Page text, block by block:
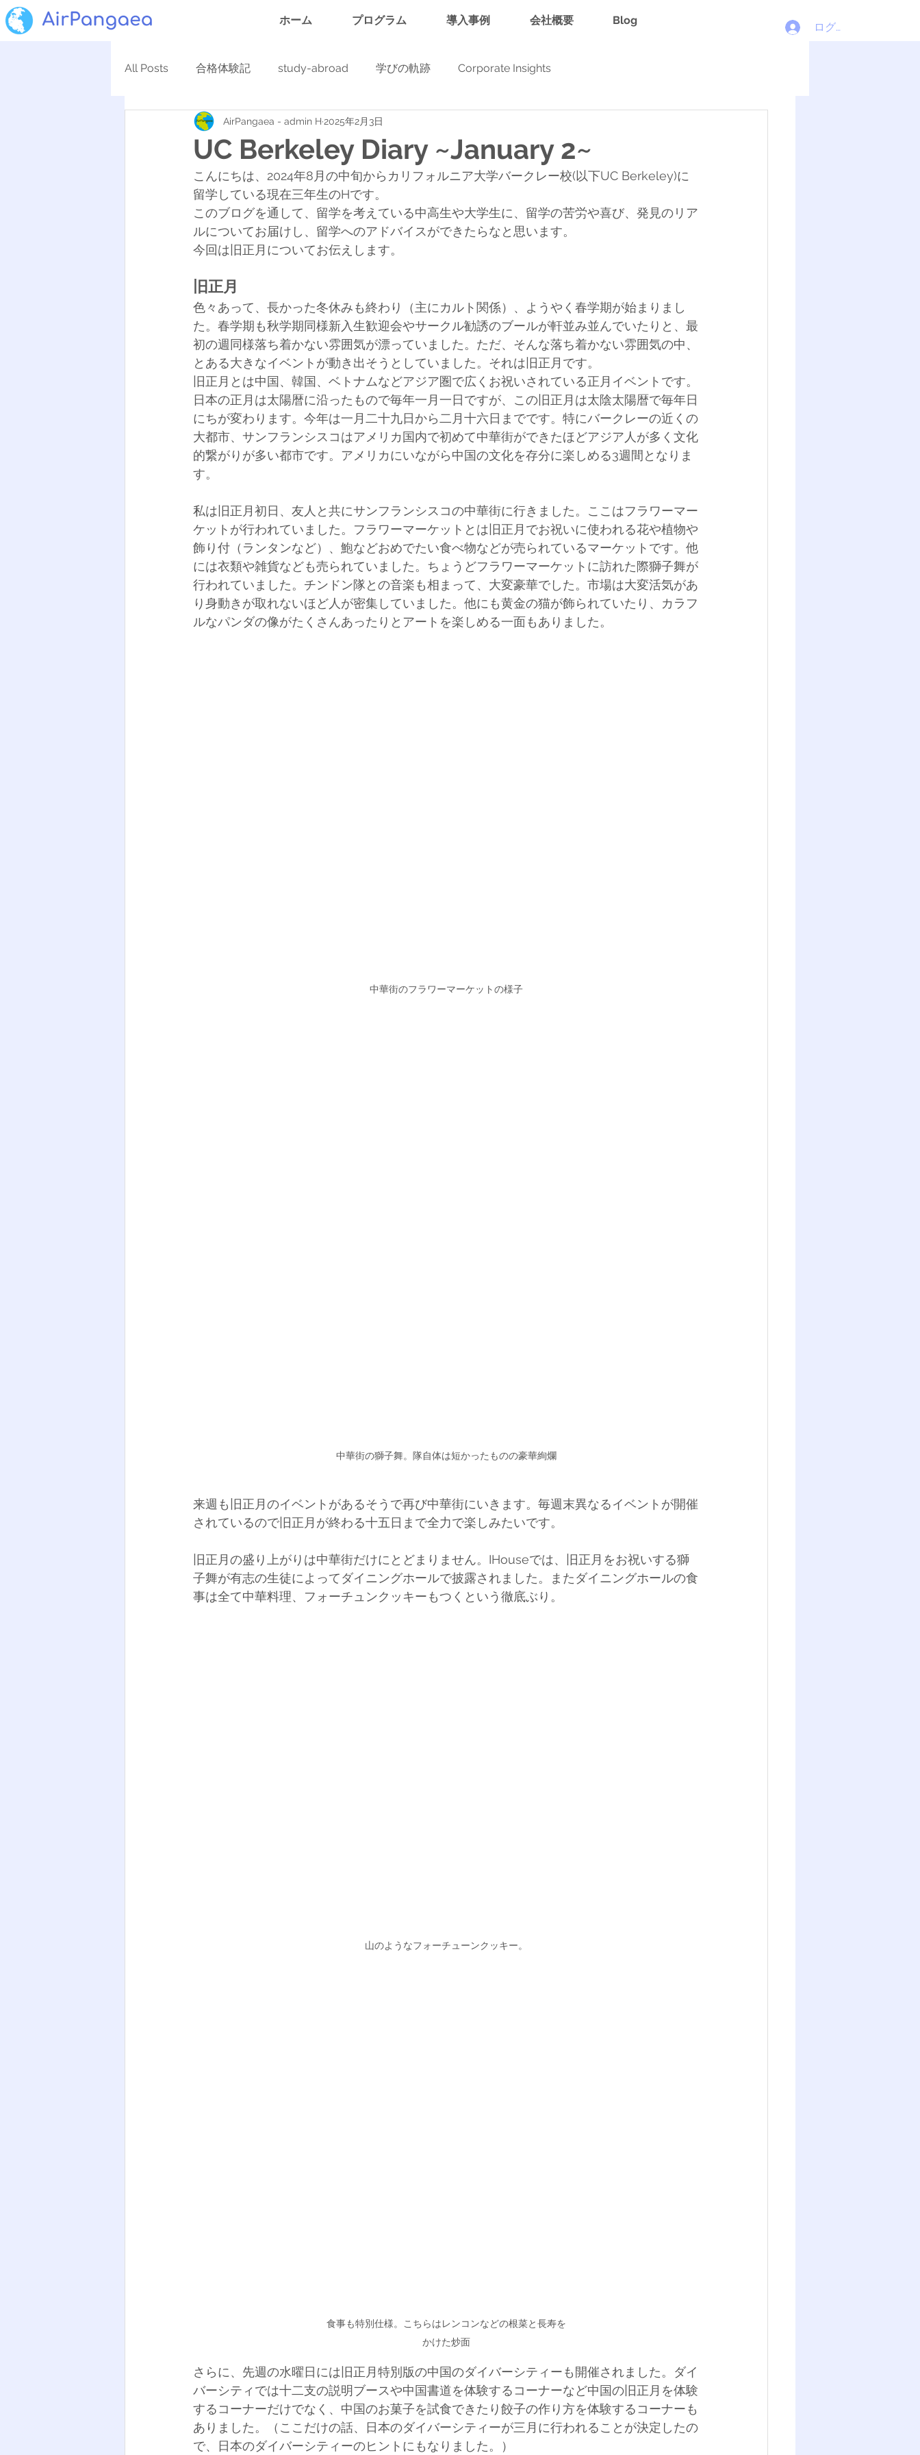
ログイン
ホーム プログラム 導入事例 会社概要 Blog
All Posts 合格体験記 study-abroad 学びの軌跡 Corporate Insights
UC Berkeley Diary ~January 2~
AirPangaea - admin H 2025年2月3日
こんにちは、2024年8月の中旬からカリフォルニア大学バークレー校(以下UC Berkeley)に
留学している現在三年生のHです。
このブログを通して、留学を考えている中高生や大学生に、留学の苦労や喜び、発見のリア
ルについてお届けし、留学へのアドバイスができたらなと思います。
今回は旧正月についてお伝えします。
旧正月
色々あって、長かった冬休みも終わり（主にカルト関係）、ようやく春学期が始まりまし
た。春学期も秋学期同様新入生歓迎会やサークル勧誘のブールが軒並み並んでいたりと、最
初の週同様落ち着かない雰囲気が漂っていました。ただ、そんな落ち着かない雰囲気の中、
とある大きなイベントが動き出そうとしていました。それは旧正月です。
旧正月とは中国、韓国、ベトナムなどアジア圏で広くお祝いされている正月イベントです。
日本の正月は太陽暦に沿ったもので毎年一月一日ですが、この旧正月は太陰太陽暦で毎年日
にちが変わります。今年は一月二十九日から二月十六日までです。特にバークレーの近くの
大都市、サンフランシスコはアメリカ国内で初めて中華街ができたほどアジア人が多く文化
的繋がりが多い都市です。アメリカにいながら中国の文化を存分に楽しめる3週間となりま
す。
私は旧正月初日、友人と共にサンフランシスコの中華街に行きました。ここはフラワーマー
ケットが行われていました。フラワーマーケットとは旧正月でお祝いに使われる花や植物や
飾り付（ランタンなど）、鮑などおめでたい食べ物などが売られているマーケットです。他
には衣類や雑貨なども売られていました。ちょうどフラワーマーケットに訪れた際獅子舞が
行われていました。チンドン隊との音楽も相まって、大変豪華でした。市場は大変活気があ
り身動きが取れないほど人が密集していました。他にも黄金の猫が飾られていたり、カラフ
ルなパンダの像がたくさんあったりとアートを楽しめる一面もありました。
中華街のフラワーマーケットの様子
中華街の獅子舞。隊自体は短かったものの豪華絢爛
来週も旧正月のイベントがあるそうで再び中華街にいきます。毎週末異なるイベントが開催
されているので旧正月が終わる十五日まで全力で楽しみたいです。
旧正月の盛り上がりは中華街だけにとどまりません。IHouseでは、旧正月をお祝いする獅
子舞が有志の生徒によってダイニングホールで披露されました。またダイニングホールの食
事は全て中華料理、フォーチュンクッキーもつくという徹底ぶり。
山のようなフォーチューンクッキー。
食事も特別仕様。こちらはレンコンなどの根菜と長寿を
かけた炒面
さらに、先週の水曜日には旧正月特別版の中国のダイバーシティーも開催されました。ダイ
バーシティでは十二支の説明ブースや中国書道を体験するコーナーなど中国の旧正月を体験
するコーナーだけでなく、中国のお菓子を試食できたり餃子の作り方を体験するコーナーも
ありました。（ここだけの話、日本のダイバーシティーが三月に行われることが決定したの
で、日本のダイバーシティーのヒントにもなりました。）